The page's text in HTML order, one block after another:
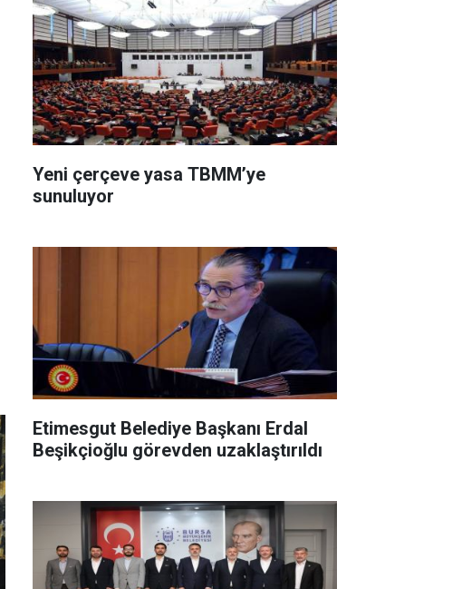
Yeni çerçeve yasa TBMM’ye
sunuluyor
Etimesgut Belediye Başkanı Erdal
Beşikçioğlu görevden uzaklaştırıldı